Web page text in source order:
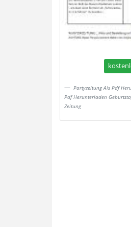
Partyzeitung Als Pdf
Pdf Herunterladen
Zeitung